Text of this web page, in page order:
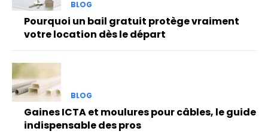
BLOG
Pourquoi un bail gratuit protège vraiment
votre location dès le départ
BLOG
Gaines ICTA et moulures pour câbles, le guide
indispensable des pros